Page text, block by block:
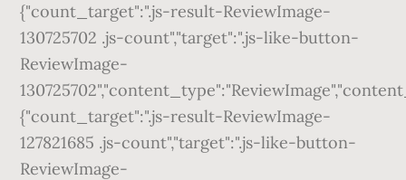
{"count_target":".js-result-ReviewImage-
130725702 .js-count","target":".js-like-button-
ReviewImage-
{"count_target":".js-result-ReviewImage-
127821685 .js-count","target":".js-like-button-
ReviewImage-